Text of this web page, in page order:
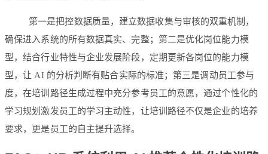
第一是把控数据质量，建立数据收集与审核的双重机制，
确保进入系统的所有数据真实、完整；第二是优化岗位能力模
型，结合行业特性与企业发展阶段，定期更新各岗位的能力模
型，让 AI 的分析判断有贴合实际的标准；第三是调动员工参与
度，在培训路径生成过程中充分参考员工的意愿，通过个性化的
学习规划激发员工的学习主动性，让培训路径不仅是企业的培养
要求，更是员工的自主提升选择。